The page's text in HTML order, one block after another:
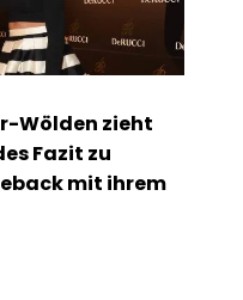
Wölden zieht
Fazit zu
mit ihrem